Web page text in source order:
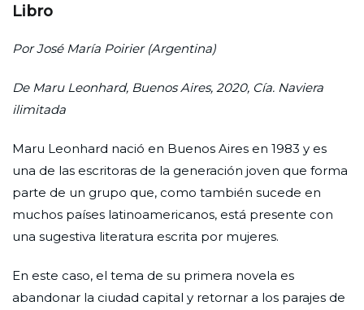
Libro
Por José María Poirier (Argentina)
De Maru Leonhard, Buenos Aires, 2020, Cía. Naviera
ilimitada
Maru Leonhard nació en Buenos Aires en 1983 y es
una de las escritoras de la generación joven que forma
parte de un grupo que, como también sucede en
muchos países latinoamericanos, está presente con
una sugestiva literatura escrita por mujeres.
En este caso, el tema de su primera novela es
abandonar la ciudad capital y retornar a los parajes de